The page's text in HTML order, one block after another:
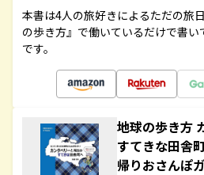
本書は4人の旅好きによるただの旅
の歩き方』で働いているだけで書
です。
地球の歩き方
すてきな田舎
帰りおさんぽ